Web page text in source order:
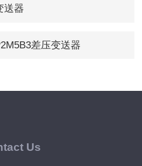
送器
差压变送器
Us